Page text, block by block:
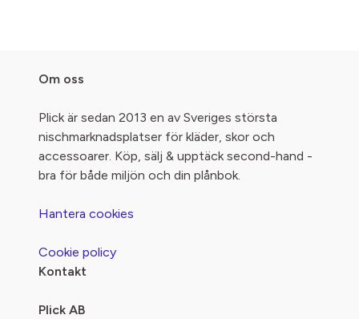
Om oss
Plick är sedan 2013 en av Sveriges största
nischmarknadsplatser för kläder, skor och
accessoarer. Köp, sälj & upptäck second-hand -
bra för både miljön och din plånbok.
Hantera cookies
Cookie policy
Kontakt
Plick AB